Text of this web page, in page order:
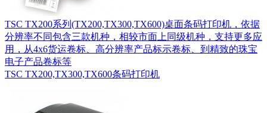
TSC TX200系列(TX200,TX300,TX600)桌面条码打印机，依据
分辨率不同包含三款机种，相较市面上同级机种，支持更多应
用，从4x6货运卷标、高分辨率产品标示卷标、到精致的珠宝
电子产品卷标等
TSC TX200,TX300,TX600条码打印机